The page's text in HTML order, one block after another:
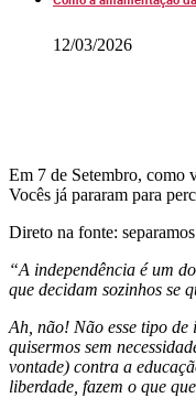
12/03/2026
Em 7 de Setembro, como
Vocês já pararam para
Direto na fonte:
“A independência é um
que decidam sozinhos se
Ah, não! Não esse tipo de
quisermos sem
vontade) contra a
liberdade, fazem o que